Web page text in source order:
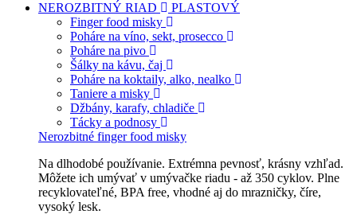
NEROZBITNÝ RIAD
PLASTOVÝ
Finger food misky
Poháre na víno, sekt, prosecco
Poháre na pivo
Šálky na kávu, čaj
Poháre na koktaily, alko, nealko
Taniere a misky
Džbány, karafy, chladiče
Tácky a podnosy
Nerozbitné finger food misky
Na dlhodobé používanie. Extrémna pevnosť, krásny vzhľad.
Môžete ich umývať v umývačke riadu - až 350 cyklov. Plne
recyklovateľné, BPA free, vhodné aj do mrazničky, číre,
vysoký lesk.